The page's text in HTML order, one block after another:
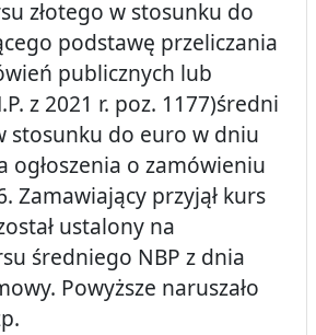
złotego w stosunku do
podstawę przeliczania
publicznych lub
z 2021 r. poz. 1177)średni
stosunku do euro w dniu
ogłoszenia o zamówieniu
Zamawiający przyjął kurs
ustalony na
średniego NBP z dnia
Powyższe naruszało